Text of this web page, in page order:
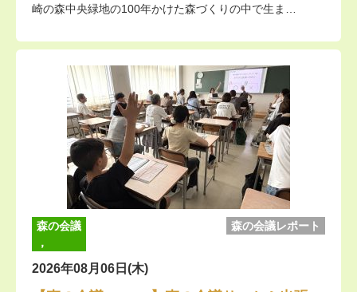
崎の森中央緑地の100年かけた森づくりの中で生ま…
森の会議
，
森の会議レポート
2026年08月06日(木)